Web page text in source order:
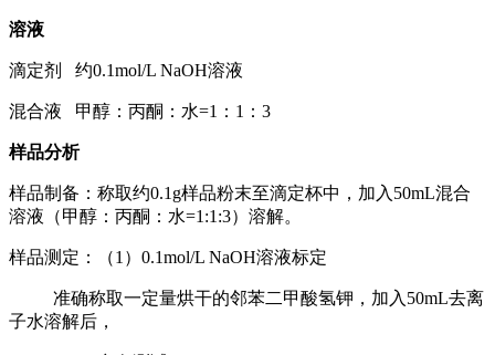
溶液
滴定剂 约0.1mol/L NaOH溶液
混合液 甲醇：丙酮：水=1：1：3
样品分析
样品制备：称取约0.1g样品粉末至滴定杯中，加入50mL混合
溶液（甲醇：丙酮：水=1:1:3）溶解。
样品测定：（1）0.1mol/L NaOH溶液标定
准确称取一定量烘干的邻苯二甲酸氢钾，加入50mL去离
子水溶解后，